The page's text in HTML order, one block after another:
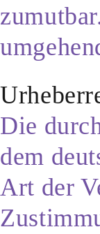
Die
dem
Art der